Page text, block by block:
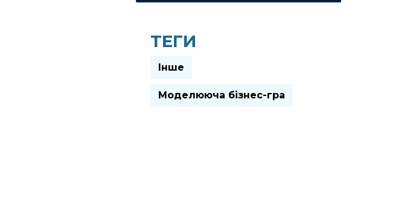
ТЕГИ
Інше
Моделююча бізнес-гра